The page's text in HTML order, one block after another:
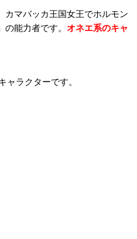
カマバッカ王国女王でホルモン
能力者です。 オネエ系のキャ
ャラクターです。